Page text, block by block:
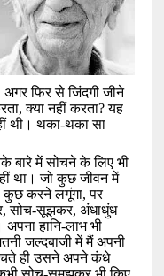
अगर फिर से जिंदगी जीने
, क्या नहीं करता? यह
थी। थका-थका सा
बारे में सोचने के लिए भी
था। जो कुछ जीवन में
कुछ करने लगूंगा, पर
, सोच-सूझकर, अंधाधुंध
हानि-लाभ भी
जल्दबाजी में मैं अपनी
ही उसने अपने कंधे